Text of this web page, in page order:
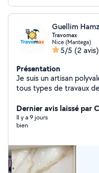
Guellim
Travomax
Nice (Mantega)
5/5 (2 avis)
Présentation
Je suis un artisan
tous types de travaux
extérieure * Pose de
installation de meubles
* Pose de toile de verre
Je travaille
offrir un travail de
petits comme des
Dernier avis laissé par
Il y a 9 jours
bien